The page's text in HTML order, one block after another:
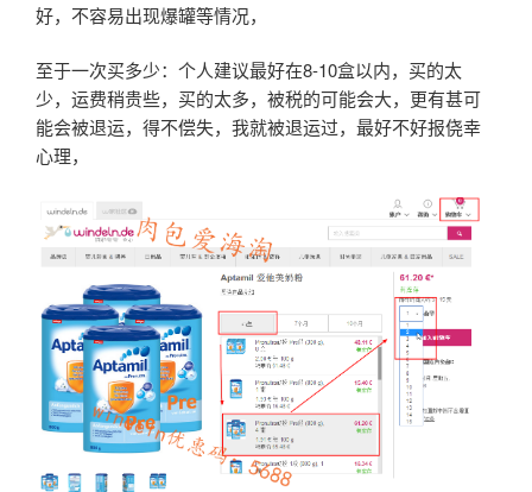
好，不容易出现爆罐等情况，
至于一次买多少：个人建议最好在8-10盒以内，买的太
少，运费稍贵些，买的太多，被税的可能会大，更有甚可
能会被退运，得不偿失，我就被退运过，最好不好报侥幸
心理，